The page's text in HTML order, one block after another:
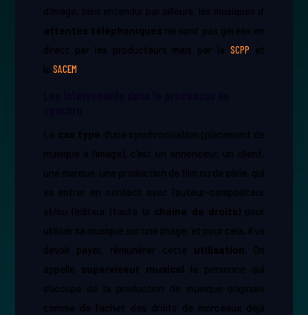
d’image, bien entendu; par ailleurs, les musiques d’​
attentes téléphoniques ne sont pas gérées en
direct par les producteurs mais par laSCPP et
la SACEM.
Le ​ cas type d’une synchronisation (placement de
musique à l’image), c’est un annonceur, un client,
une marque, une production de film ou de série, qui
va entrer en contact avec l’auteur-compositeur
et/ou l’éditeur (toute la ​ chaine de droits​) pour
utiliser sa musique sur une image; et pour cela, il va
devoir payer, rémunérer cette ​ utilisation ​. On
appelle superviseur musical la personne qui
s’occupe de la production de musique originale
comme de l’achat des droits de morceaux déjà